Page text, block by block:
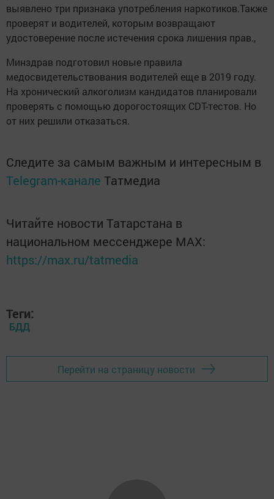
выявлено три признака употребления наркотиков.Также
проверят и водителей, которым возвращают
удостоверение после истечения срока лишения прав.,
Минздрав подготовил новые правила
медосвидетельствования водителей еще в 2019 году.
На хронический алкоголизм кандидатов планировали
проверять с помощью дорогостоящих CDT-тестов. Но
от них решили отказаться.
Следите за самым важным и интересным в
Telegram-канале Татмедиа
Читайте новости Татарстана в
национальном мессенджере MАХ:
https://max.ru/tatmedia
Теги:
БДД
Перейти на страницу новости